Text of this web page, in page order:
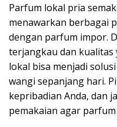
Parfum lokal pria
menawarkan berbagai
dengan parfum impor.
terjangkau dan
lokal bisa menjadi
wangi sepanjang hari.
kepribadian Anda, dan
pemakaian agar